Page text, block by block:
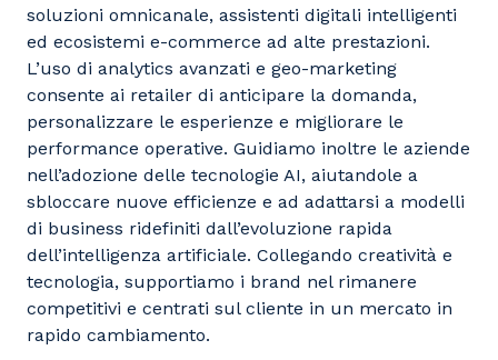
soluzioni omnicanale, assistenti digitali intelligenti
ed ecosistemi e-commerce ad alte prestazioni.
L’uso di analytics avanzati e geo-marketing
consente ai retailer di anticipare la domanda,
personalizzare le esperienze e migliorare le
performance operative. Guidiamo inoltre le aziende
nell’adozione delle tecnologie AI, aiutandole a
sbloccare nuove efficienze e ad adattarsi a modelli
di business ridefiniti dall’evoluzione rapida
dell’intelligenza artificiale. Collegando creatività e
tecnologia, supportiamo i brand nel rimanere
competitivi e centrati sul cliente in un mercato in
rapido cambiamento.